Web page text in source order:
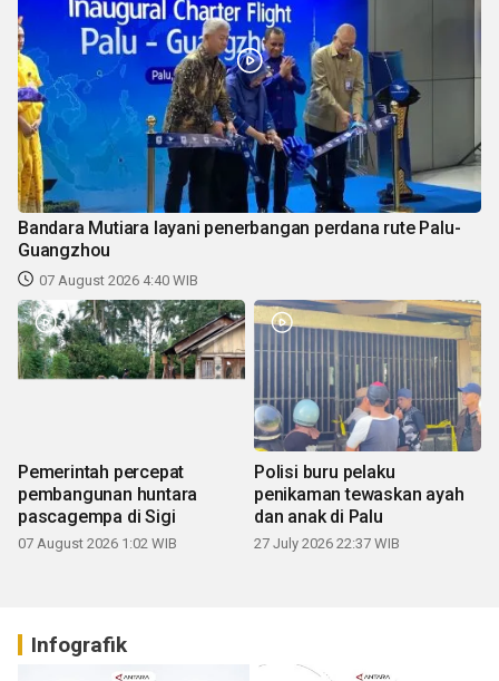
Bandara Mutiara layani penerbangan perdana rute Palu-
Guangzhou
07 August 2026 4:40 WIB
Pemerintah percepat
pembangunan huntara
pascagempa di Sigi
07 August 2026 1:02 WIB
Polisi buru pelaku
penikaman tewaskan ayah
dan anak di Palu
27 July 2026 22:37 WIB
Infografik